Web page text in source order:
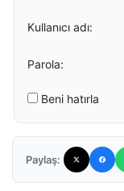
Kullanıcı adı:
Parola:
Beni hatırla
Paylaş: